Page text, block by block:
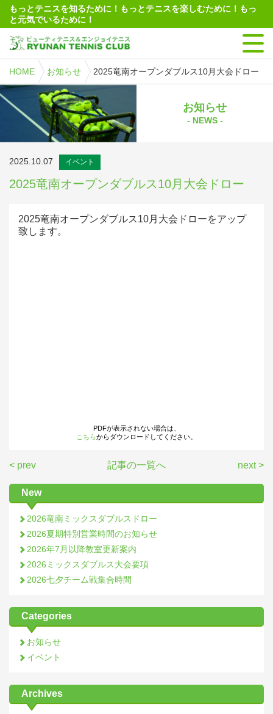
もっとテニスを知るために！もっとテニスを楽しむために！もっ
と元気でいるために！
HOME お知らせ 2025竜南オープンダブルス10月大会ドロー
お知らせ
- NEWS -
2025.10.07 イベント
2025竜南オープンダブルス10月大会ドロー
2025竜南オープンダブルス10月大会ドローをアップ
致します。
PDFが表示されない場合は、
こちらからダウンロードしてください。
< prev 記事の一覧へ next >
New
2026竜南ミックスダブルスドロー
2026夏期特別営業時間のお知らせ
2026年7月以降教室更新案内
2026ミックスダブルス大会要項
2026七夕チーム戦集合時間
Categories
お知らせ
イベント
Archives